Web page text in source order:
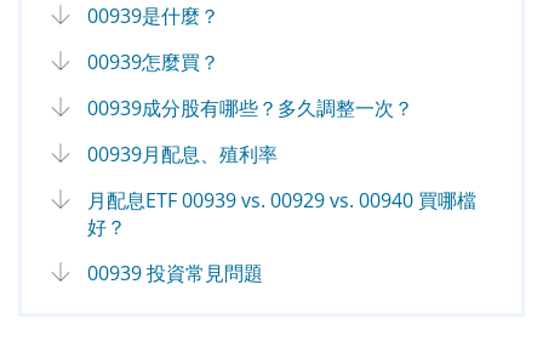
00939是什麼？
00939怎麼買？
00939成分股有哪些？多久調整一次？
00939月配息、殖利率
月配息ETF 00939 vs. 00929 vs. 00940 買哪檔
好？
00939 投資常見問題